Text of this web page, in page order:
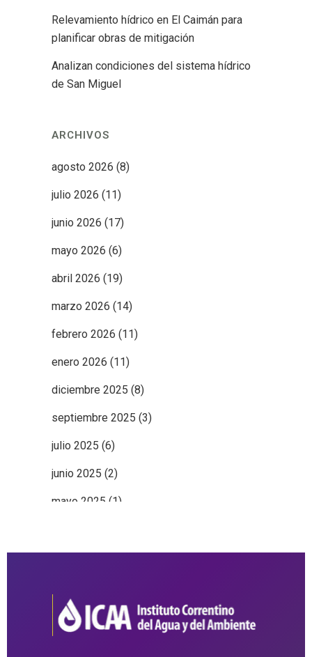
Relevamiento hídrico en El Caimán para
planificar obras de mitigación
Analizan condiciones del sistema hídrico
de San Miguel
ARCHIVOS
agosto 2026 (8)
julio 2026 (11)
junio 2026 (17)
mayo 2026 (6)
abril 2026 (19)
marzo 2026 (14)
febrero 2026 (11)
enero 2026 (11)
diciembre 2025 (8)
septiembre 2025 (3)
julio 2025 (6)
junio 2025 (2)
mayo 2025 (1)